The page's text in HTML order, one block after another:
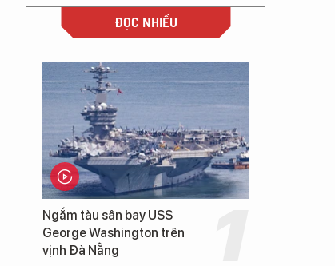
ĐỌC NHIỀU
Ngắm tàu sân bay USS
George Washington trên
vịnh Đà Nẵng